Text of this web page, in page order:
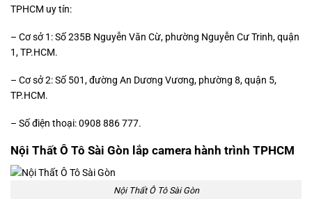
TPHCM uy tín:
– Cơ sở 1: Số 235B Nguyễn Văn Cừ, phường Nguyễn Cư Trinh, quận
1, TP.HCM.
– Cơ sở 2: Số 501, đường An Dương Vương, phường 8, quận 5,
TP.HCM.
– Số điện thoại: 0908 886 777.
Nội Thất Ô Tô Sài Gòn lắp camera hành trình TPHCM
Nội Thất Ô Tô Sài Gòn